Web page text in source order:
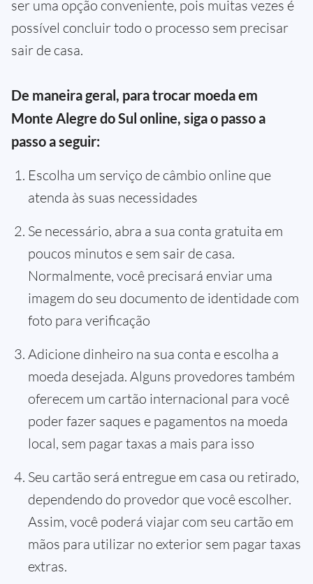
ser uma opção conveniente, pois muitas vezes é
possível concluir todo o processo sem precisar
sair de casa.
De maneira geral, para trocar moeda em
Monte Alegre do Sul online, siga o passo a
passo a seguir:
Escolha um serviço de câmbio online que
atenda às suas necessidades
Se necessário, abra a sua conta gratuita em
poucos minutos e sem sair de casa.
Normalmente, você precisará enviar uma
imagem do seu documento de identidade com
foto para verificação
Adicione dinheiro na sua conta e escolha a
moeda desejada. Alguns provedores também
oferecem um cartão internacional para você
poder fazer saques e pagamentos na moeda
local, sem pagar taxas a mais para isso
Seu cartão será entregue em casa ou retirado,
dependendo do provedor que você escolher.
Assim, você poderá viajar com seu cartão em
mãos para utilizar no exterior sem pagar taxas
extras.